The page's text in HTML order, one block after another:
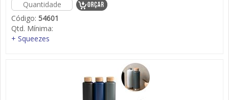
Código: 54601
Qtd. Mínima:
+ Squeezes